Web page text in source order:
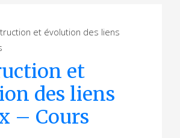
et évolution des liens
et
des liens
– Cours